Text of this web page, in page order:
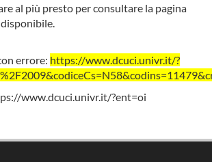
al più presto per consultare la pagina
errore: https://www.dcuci.univr.it/?
www.dcuci.univr.it/?ent=oi